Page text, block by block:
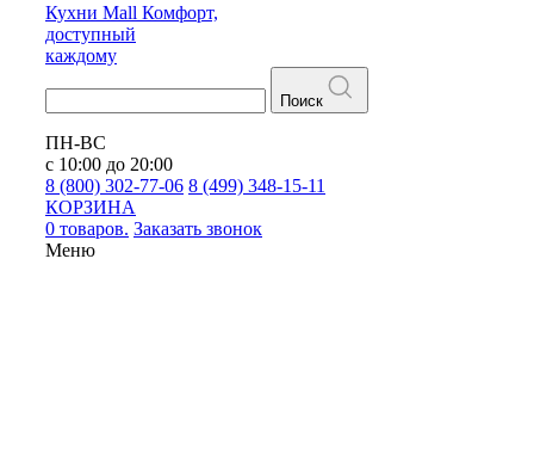
Кухни Mall Комфорт,
доступный
каждому
Поиск
ПН-ВС
с 10:00 до 20:00
8 (800) 302-77-06 8 (499) 348-15-11
КОРЗИНА
0 товаров. Заказать звонок
Меню